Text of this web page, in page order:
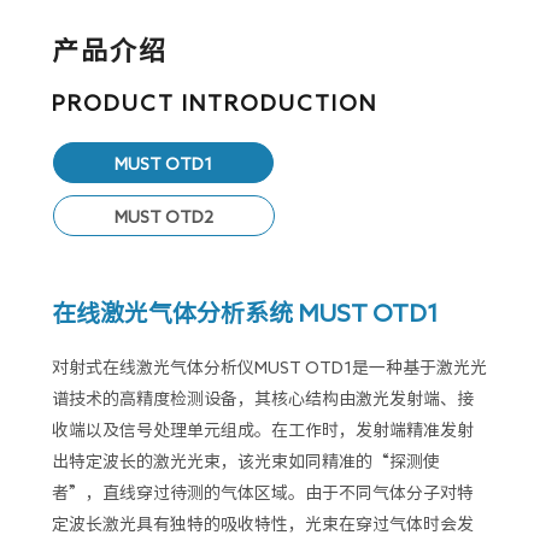
产品介绍
PRODUCT INTRODUCTION
MUST OTD1
MUST OTD2
在线激光气体分析系统 MUST OTD1
对射式在线激光气体分析仪MUST OTD1是一种基于激光光
谱技术的高精度检测设备，其核心结构由激光发射端、接
收端以及信号处理单元组成。在工作时，发射端精准发射
出特定波长的激光光束，该光束如同精准的“探测使
者”，直线穿过待测的气体区域。由于不同气体分子对特
定波长激光具有独特的吸收特性，光束在穿过气体时会发